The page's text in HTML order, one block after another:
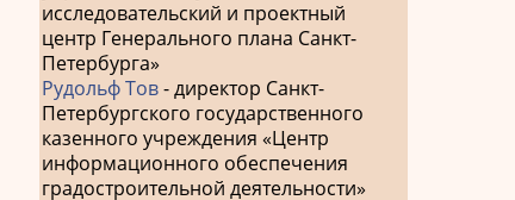
исследовательский и проектный
центр Генерального плана Санкт-
Петербурга»
Рудольф Тов- директор Санкт-
Петербургского государственного
казенного учреждения «Центр
информационного обеспечения
градостроительной деятельности»